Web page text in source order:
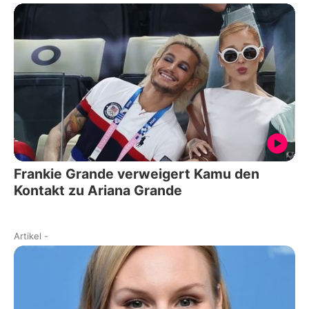
Frankie Grande verweigert Kamu den
Kontakt zu Ariana Grande
Artikel -